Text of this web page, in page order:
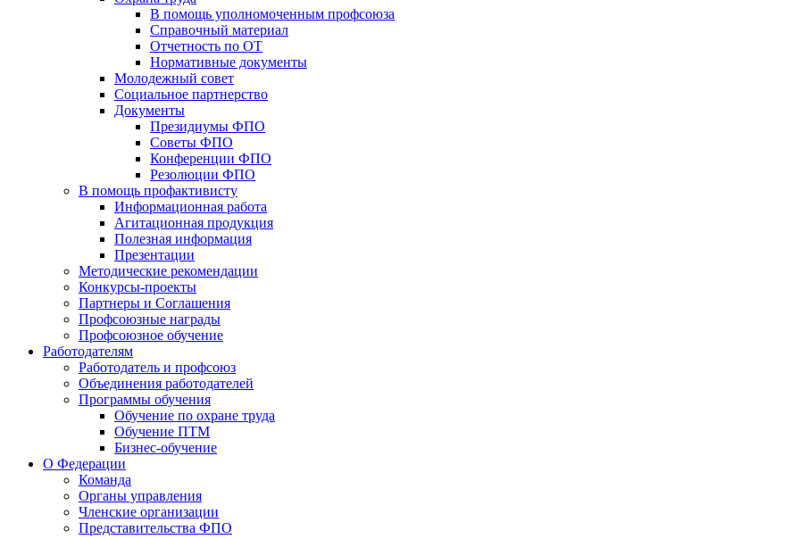
В помощь уполномоченным профсоюза
Справочный материал
Отчетность по ОТ
Нормативные документы
Молодежный совет
Социальное партнерство
Документы
Президиумы ФПО
Советы ФПО
Конференции ФПО
Резолюции ФПО
В помощь профактивисту
Информационная работа
Агитационная продукция
Полезная информация
Презентации
Методические рекомендации
Конкурсы-проекты
Партнеры и Соглашения
Профсоюзные награды
Профсоюзное обучение
Работодателям
Работодатель и профсоюз
Объединения работодателей
Программы обучения
Обучение по охране труда
Обучение ПТМ
Бизнес-обучение
О Федерации
Команда
Органы управления
Членские организации
Представительства ФПО